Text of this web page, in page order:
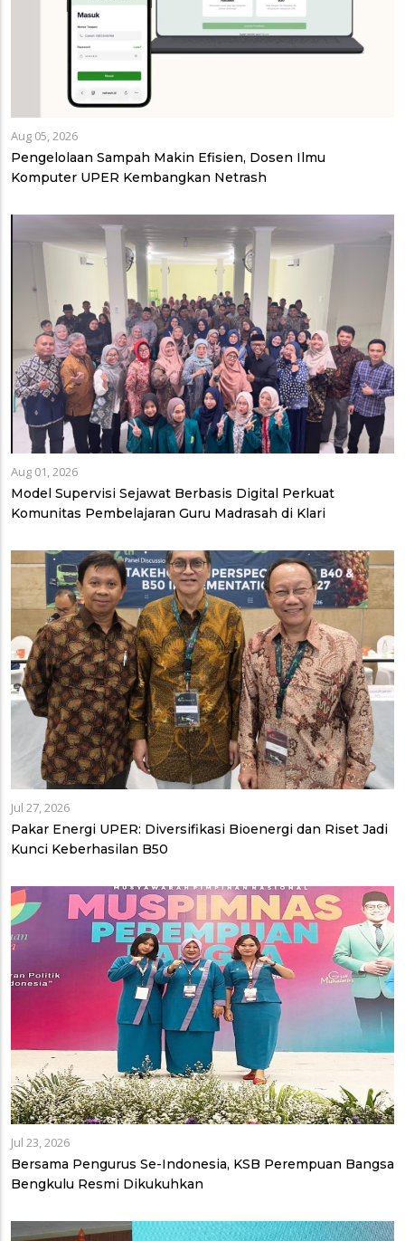
Aug 05, 2026
Pengelolaan Sampah Makin Efisien, Dosen Ilmu
Komputer UPER Kembangkan Netrash
Aug 01, 2026
Model Supervisi Sejawat Berbasis Digital Perkuat
Komunitas Pembelajaran Guru Madrasah di Klari
Jul 27, 2026
Pakar Energi UPER: Diversifikasi Bioenergi dan Riset Jadi
Kunci Keberhasilan B50
Jul 23, 2026
Bersama Pengurus Se-Indonesia, KSB Perempuan Bangsa
Bengkulu Resmi Dikukuhkan